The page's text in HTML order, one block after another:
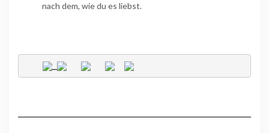
nach dem, wie du es liebst.